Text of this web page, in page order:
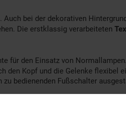
bei der dekorativen
Die erstklassig verarbeiteten
für den Einsatz von
den Kopf und die Gelenke
zu bedienenden Fußschalter
ist der schwenkbare Kopf dieser